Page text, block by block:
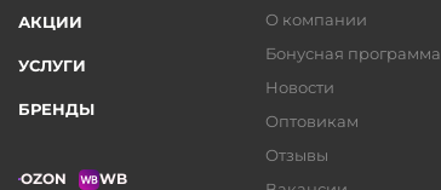
АКЦИИ
УСЛУГИ
БРЕНДЫ
OZON WB
О компании
Бонусная программа
Новости
Оптовикам
Отзывы